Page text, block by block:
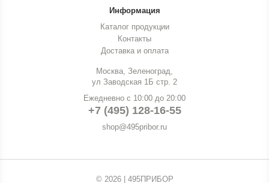
Информация
Каталог продукции
Контакты
Доставка и оплата
Москва, Зеленоград,
ул Заводская 1Б стр. 2
Ежедневно с 10:00 до 20:00
+7 (495) 128-16-55
shop@495pribor.ru
© 2026 | 495ПРИБОР